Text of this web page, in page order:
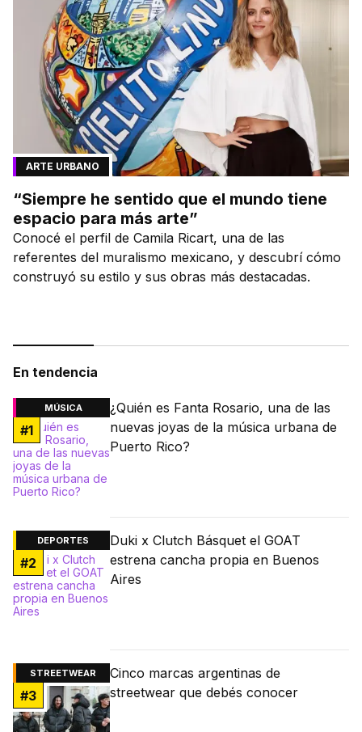
ARTE URBANO
“Siempre he sentido que el mundo tiene
espacio para más arte”
Conocé el perfil de Camila Ricart, una de las
referentes del muralismo mexicano, y descubrí cómo
construyó su estilo y sus obras más destacadas.
En tendencia
MÚSICA
#1
¿Quién es Fanta Rosario, una de las
nuevas joyas de la música urbana de
Puerto Rico?
DEPORTES
#2
Duki x Clutch Básquet el GOAT
estrena cancha propia en Buenos
Aires
STREETWEAR
#3
Cinco marcas argentinas de
streetwear que debés conocer